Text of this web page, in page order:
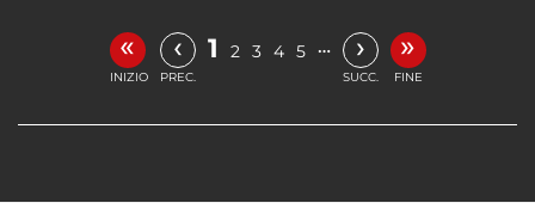
«
INIZIO
‹
PREC.
1 2 3 4 5 … ›
SUCC.
»
FINE